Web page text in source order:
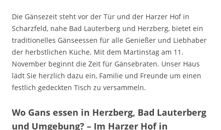
Die Gänsezeit steht vor der Tür und der Harzer Hof in
Scharzfeld, nahe Bad Lauterberg und Herzberg, bietet ein
traditionelles Gänseessen für alle Genießer und Liebhaber
der herbstlichen Küche. Mit dem Martinstag am 11.
November beginnt die Zeit für Gänsebraten. Unser Haus
lädt Sie herzlich dazu ein, Familie und Freunde um einen
festlich gedeckten Tisch zu versammeln.
Wo Gans essen in Herzberg, Bad Lauterberg
und Umgebung? – Im Harzer Hof in